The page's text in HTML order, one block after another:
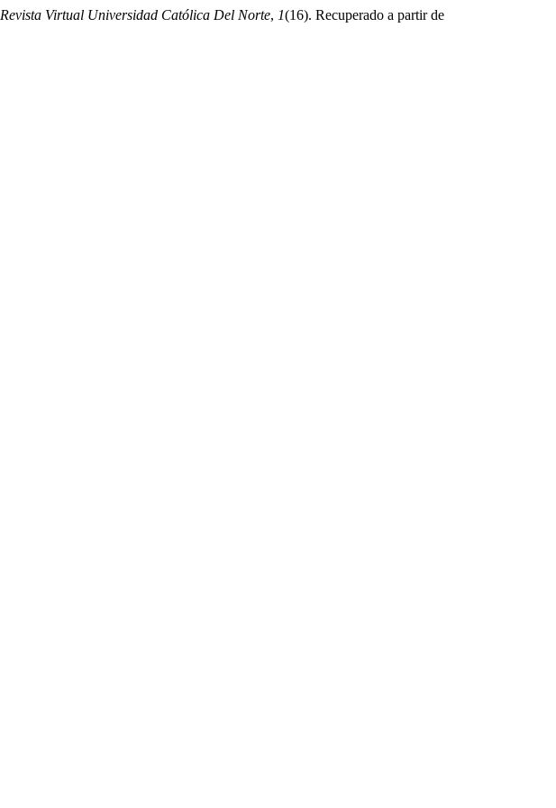
Revista Virtual Universidad Católica Del Norte, 1(16). Recuperado a partir de